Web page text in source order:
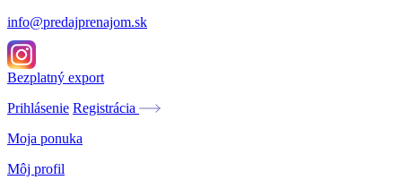
info@predajprenajom.sk
Bezplatný export
Prihlásenie Registrácia
Moja ponuka
Môj profil